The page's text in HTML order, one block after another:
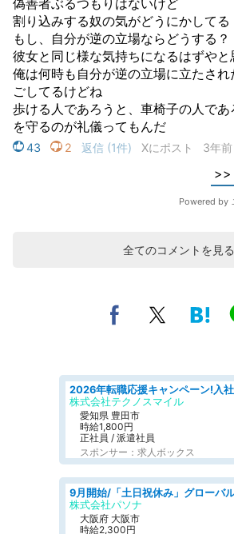
全てのコメントを見る
株式会社テクノスマイル
愛知県 豊田市
時給1,800円
正社員 / 派遣社員
スポンサー：求人ボックス
株式会社パソナ
大阪府 大阪市
時給2,300円